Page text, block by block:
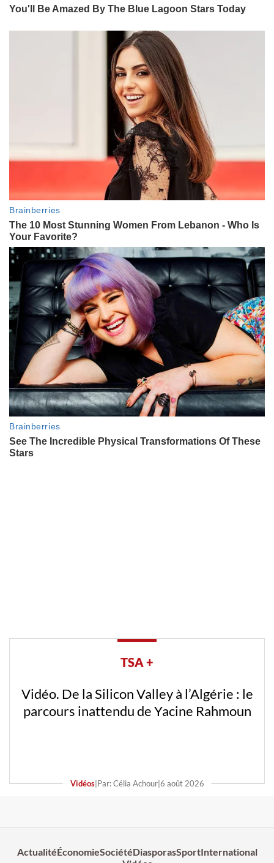
TSA +
Vidéo. De la Silicon Valley à l’Algérie : le
parcours inattendu de Yacine Rahmoun
Vidéos| Par: Célia Achour| 6 août 2026
ActualitéÉconomieSociétéDiasporasSportInternational